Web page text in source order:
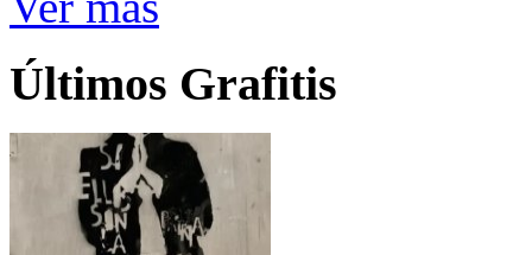
Últimos Grafitis